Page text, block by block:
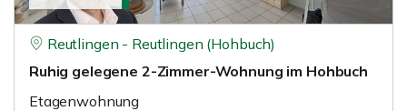
Reutlingen - Reutlingen (Hohbuch)
Ruhig gelegene 2-Zimmer-Wohnung im Hohbuch
Etagenwohnung